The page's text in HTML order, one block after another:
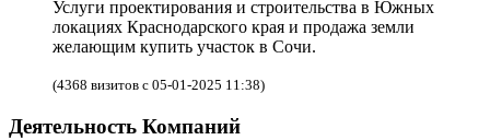
Услуги проектирования и строительства в Южных
локациях Краснодарского края и продажа земли
желающим купить участок в Сочи.
(4368 визитов с 05-01-2025 11:38)
Деятельность Компаний